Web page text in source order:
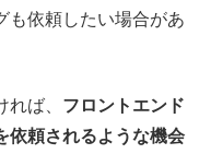
も依頼したい場合があ
ば、 フロントエンド
依頼されるような機会